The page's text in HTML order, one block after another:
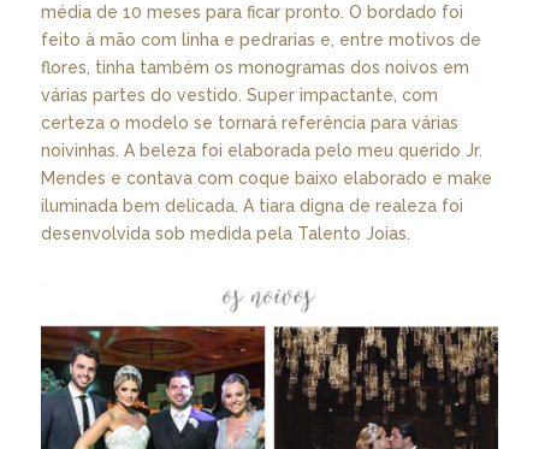
média de 10 meses para ficar pronto. O bordado foi
feito à mão com linha e pedrarias e, entre motivos de
flores, tinha também os monogramas dos noivos em
várias partes do vestido. Super impactante, com
certeza o modelo se tornará referência para várias
noivinhas. A beleza foi elaborada pelo meu querido Jr.
Mendes e contava com coque baixo elaborado e make
iluminada bem delicada. A tiara digna de realeza foi
desenvolvida sob medida pela Talento Joias.